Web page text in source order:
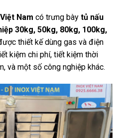
Nam có trưng bày tủ nấu
30kg, 50kg, 80kg, 100kg,
thiết kế dùng gas và điện
kiệm chi phí, tiết kiệm thời
và một số công nghiệp khác.